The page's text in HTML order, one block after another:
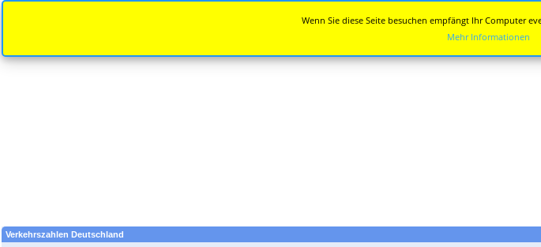
Verkehrszahlen Deutschland
Wenn Sie diese Seite besuchen empfängt Ihr Computer
Mehr Informationen